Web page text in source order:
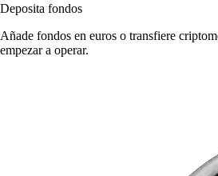
Deposita fondos
Añade fondos en euros o transfiere
empezar a operar.